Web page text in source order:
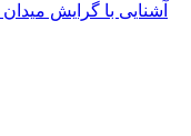
آشنایی با گرایش